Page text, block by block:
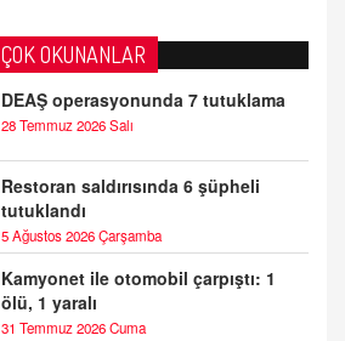
ÇOK OKUNANLAR
DEAŞ operasyonunda 7 tutuklama
28 Temmuz 2026 Salı
Restoran saldırısında 6 şüpheli
tutuklandı
5 Ağustos 2026 Çarşamba
Kamyonet ile otomobil çarpıştı: 1
ölü, 1 yaralı
31 Temmuz 2026 Cuma